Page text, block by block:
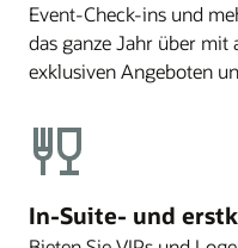
Event-Check-ins und
das ganze Jahr über
exklusiven Angeboten
In-Suite- und